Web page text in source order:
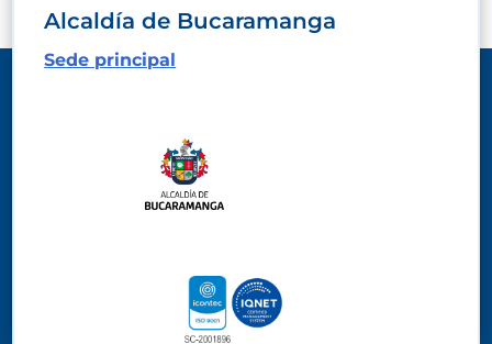
Alcaldía de Bucaramanga
Sede principal